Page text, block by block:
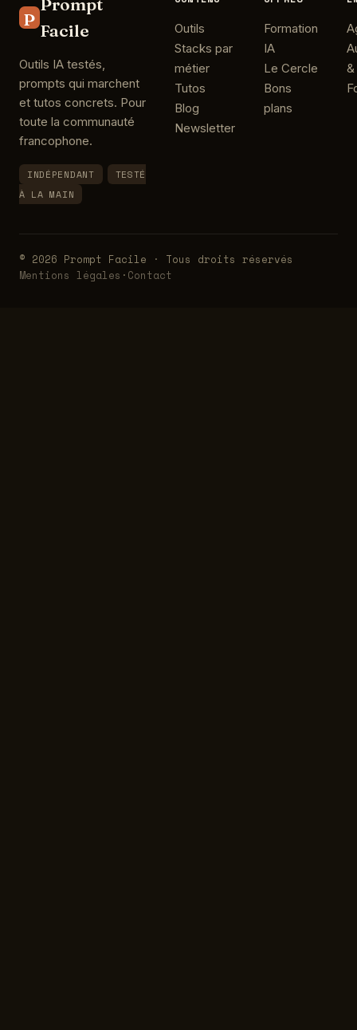
P
Facile
Outils IA testés,
prompts qui marchent
et tutos concrets. Pour
toute la communauté
francophone.
INDÉPENDANT
TESTÉ
À LA MAIN
Outils
Stacks par
métier
Tutos
Blog
Newsletter
Formation
IA
Le Cercle
Bons
plans
© 2026 Prompt Facile · Tous droits réservés
Mentions légales · Contact